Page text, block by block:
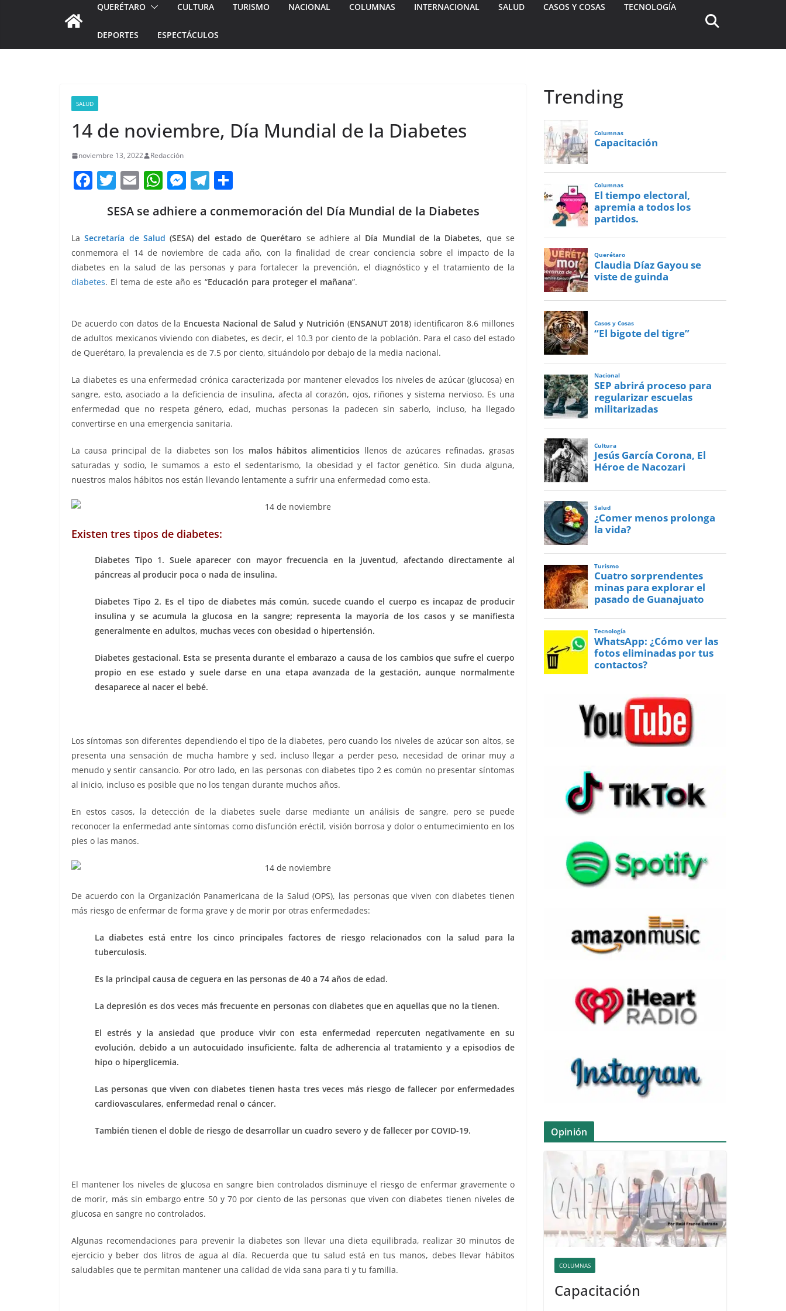
QUERÉTARO CULTURA TURISMO NACIONAL COLUMNAS INTERNACIONAL SALUD CASOS Y COSAS TECNOLOGÍA
DEPORTES ESPECTÁCULOS
SALUD
14 de noviembre, Día Mundial de la Diabetes
noviembre 13, 2022 Redacción
F
e
b
o
o
T
itt
er
E
ai
l
W
at
s
A
p
p
M
ss
e
n
g
er
T
e
gr
a
m
m
p
ar
tir
SESA se adhiere a conmemoración del Día Mundial de la Diabetes
LaSecretaría de Salud (SESA) del estado de Querétaro se adhiere al Día Mundial de la Diabetes, que se
conmemora el 14 de noviembre de cada año, con la finalidad de crear conciencia sobre el impacto de la
diabetes en la salud de las personas y para fortalecer la prevención, el diagnóstico y el tratamiento de la
diabetes. El tema de este año es “Educación para proteger el mañana”.
De acuerdo con datos de la Encuesta Nacional de Salud y Nutrición (ENSANUT 2018) identificaron 8.6 millones
de adultos mexicanos viviendo con diabetes, es decir, el 10.3 por ciento de la población. Para el caso del estado
de Querétaro, la prevalencia es de 7.5 por ciento, situándolo por debajo de la media nacional.
La diabetes es una enfermedad crónica caracterizada por mantener elevados los niveles de azúcar (glucosa) en
sangre, esto, asociado a la deficiencia de insulina, afecta al corazón, ojos, riñones y sistema nervioso. Es una
enfermedad que no respeta género, edad, muchas personas la padecen sin saberlo, incluso, ha llegado
convertirse en una emergencia sanitaria.
La causa principal de la diabetes son los malos hábitos alimenticios llenos de azúcares refinadas, grasas
saturadas y sodio, le sumamos a esto el sedentarismo, la obesidad y el factor genético. Sin duda alguna,
nuestros malos hábitos nos están llevando lentamente a sufrir una enfermedad como esta.
Existen tres tipos de diabetes:
Diabetes Tipo 1. Suele aparecer con mayor frecuencia en la juventud, afectando directamente al
páncreas al producir poca o nada de insulina.
Diabetes Tipo 2. Es el tipo de diabetes más común, sucede cuando el cuerpo es incapaz de producir
insulina y se acumula la glucosa en la sangre; representa la mayoría de los casos y se manifiesta
generalmente en adultos, muchas veces con obesidad o hipertensión.
Diabetes gestacional. Esta se presenta durante el embarazo a causa de los cambios que sufre el cuerpo
propio en ese estado y suele darse en una etapa avanzada de la gestación, aunque normalmente
desaparece al nacer el bebé.
Los síntomas son diferentes dependiendo el tipo de la diabetes, pero cuando los niveles de azúcar son altos, se
presenta una sensación de mucha hambre y sed, incluso llegar a perder peso, necesidad de orinar muy a
menudo y sentir cansancio. Por otro lado, en las personas con diabetes tipo 2 es común no presentar síntomas
al inicio, incluso es posible que no los tengan durante muchos años.
En estos casos, la detección de la diabetes suele darse mediante un análisis de sangre, pero se puede
reconocer la enfermedad ante síntomas como disfunción eréctil, visión borrosa y dolor o entumecimiento en los
pies o las manos.
De acuerdo con la Organización Panamericana de la Salud (OPS), las personas que viven con diabetes tienen
más riesgo de enfermar de forma grave y de morir por otras enfermedades:
La diabetes está entre los cinco principales factores de riesgo relacionados con la salud para la
tuberculosis.
Es la principal causa de ceguera en las personas de 40 a 74 años de edad.
La depresión es dos veces más frecuente en personas con diabetes que en aquellas que no la tienen.
El estrés y la ansiedad que produce vivir con esta enfermedad repercuten negativamente en su
evolución, debido a un autocuidado insuficiente, falta de adherencia al tratamiento y a episodios de
hipo o hiperglicemia.
Las personas que viven con diabetes tienen hasta tres veces más riesgo de fallecer por enfermedades
cardiovasculares, enfermedad renal o cáncer.
También tienen el doble de riesgo de desarrollar un cuadro severo y de fallecer por COVID-19.
El mantener los niveles de glucosa en sangre bien controlados disminuye el riesgo de enfermar gravemente o
de morir, más sin embargo entre 50 y 70 por ciento de las personas que viven con diabetes tienen niveles de
glucosa en sangre no controlados.
Algunas recomendaciones para prevenir la diabetes son llevar una dieta equilibrada, realizar 30 minutos de
ejercicio y beber dos litros de agua al día. Recuerda que tu salud está en tus manos, debes llevar hábitos
saludables que te permitan mantener una calidad de vida sana para ti y tu familia.
Trending
Opinión
COLUMNAS
Capacitación